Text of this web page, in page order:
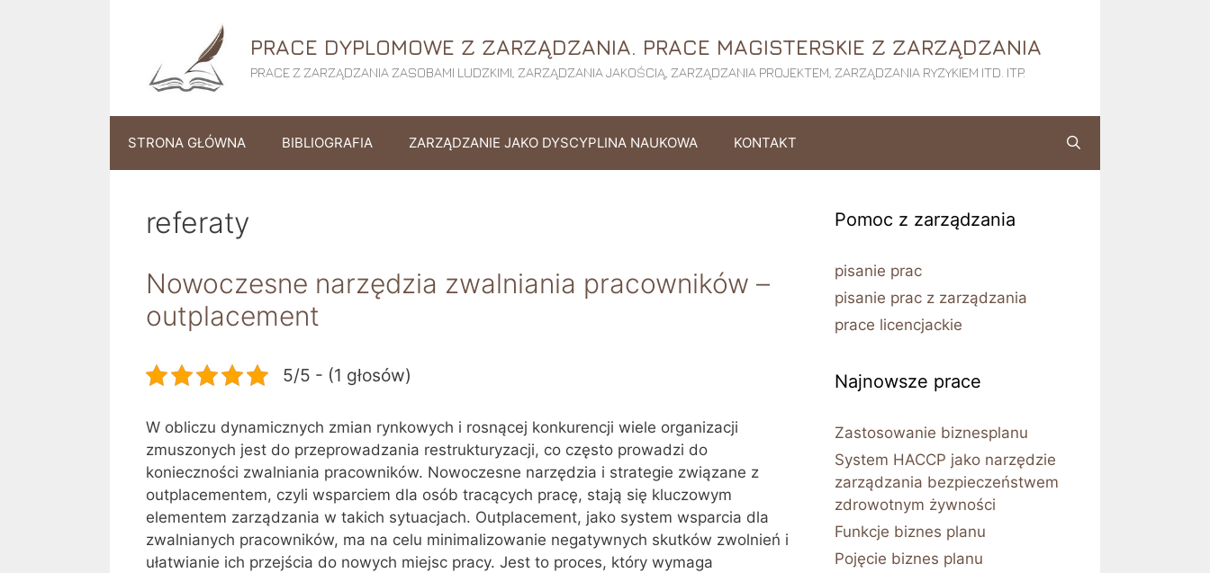
PRACE DYPLOMOWE Z ZARZĄDZANIA. PRACE MAGISTERSKIE Z ZARZĄDZANIA
PRACE Z ZARZĄDZANIA ZASOBAMI LUDZKIMI, ZARZĄDZANIA JAKOŚCIĄ, ZARZĄDZANIA PROJEKTEM, ZARZĄDZANIA RYZYKIEM ITD. ITP.
STRONA GŁÓWNA BIBLIOGRAFIA ZARZĄDZANIE JAKO DYSCYPLINA NAUKOWA KONTAKT
referaty
Nowoczesne narzędzia zwalniania pracowników –
outplacement
5/5 - (1 głosów)
W obliczu dynamicznych zmian rynkowych i rosnącej konkurencji wiele organizacji
zmuszonych jest do przeprowadzania restrukturyzacji, co często prowadzi do
konieczności zwalniania pracowników. Nowoczesne narzędzia i strategie związane z
outplacementem, czyli wsparciem dla osób tracących pracę, stają się kluczowym
elementem zarządzania w takich sytuacjach. Outplacement, jako system wsparcia dla
zwalnianych pracowników, ma na celu minimalizowanie negatywnych skutków zwolnień i
ułatwianie ich przejścia do nowych miejsc pracy. Jest to proces, który wymaga
Pomoc z zarządzania
pisanie prac
pisanie prac z zarządzania
prace licencjackie
Najnowsze prace
Zastosowanie biznesplanu
System HACCP jako narzędzie
zarządzania bezpieczeństwem
zdrowotnym żywności
Funkcje biznes planu
Pojęcie biznes planu